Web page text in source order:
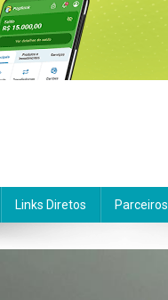
Links Diretos Parceiros